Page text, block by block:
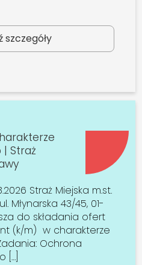
szczegóły
| Straż
Straż Miejska m.st.
Młynarska 43/45, 01-
do składania ofert
(k/m) w charakterze
Ochrona
[…]